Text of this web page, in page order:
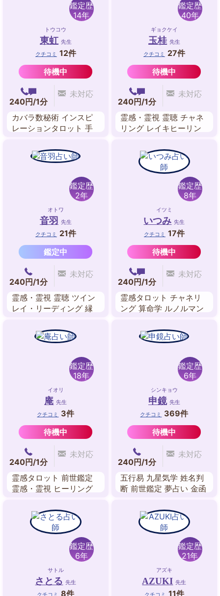
鑑定歴
14年
トウコウ
東虹 先生
クチコミ 12件
待機中
240円/1分
未対応
カバラ数秘術 インスピ
レーションタロット 手
鑑定歴
40年
ギョクケイ
玉桂 先生
クチコミ
27件
待機中
240円/1分
未対応
霊感・霊視 霊聴 チャネ
リング レイキヒーリン
過去世 自動書記 アニマ
ルコミュニケーション
鑑定歴
2年
オトワ
音羽 先生
クチコミ
21件
鑑定中
240円/1分
未対応
霊感・霊視 霊聴 ツイン
レイ・リーディング 縁
世鑑定 アカシックレコ
ード・リーディング 守
鑑定歴
8年
イツミ
いつみ 先生
クチコミ 17件
待機中
240円/1分
未対応
霊感タロット チャネリ
ング 算命学 ルノルマン
ピリチュアル
鑑定歴
18年
イオリ
庵 先生
クチコミ
3件
待機中
240円/1分
未対応
霊感タロット 前世鑑定
霊感・霊視 ヒーリング
ング 龍体文字音霊占い
ペンデュラム ダウジン
鑑定歴
6年
シンキョウ
申鏡 先生
クチコミ
369件
待機中
240円/1分
未対応
五行易 九星気学 姓名判
断 前世鑑定 夢占い 金函
鑑定歴
6年
サトル
さとる 先生
クチコミ 8件
鑑定歴
21年
アズキ
AZUKI 先生
クチコミ 11件